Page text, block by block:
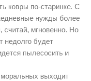
ковры по-старинке. С
нужды более
считай, мгновенно. Но
недолго будет
пылесосить и
выходит